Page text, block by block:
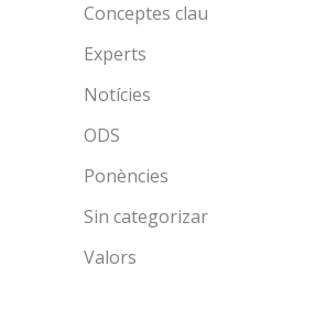
Conceptes clau
Experts
Notícies
ODS
Ponències
Sin categorizar
Valors